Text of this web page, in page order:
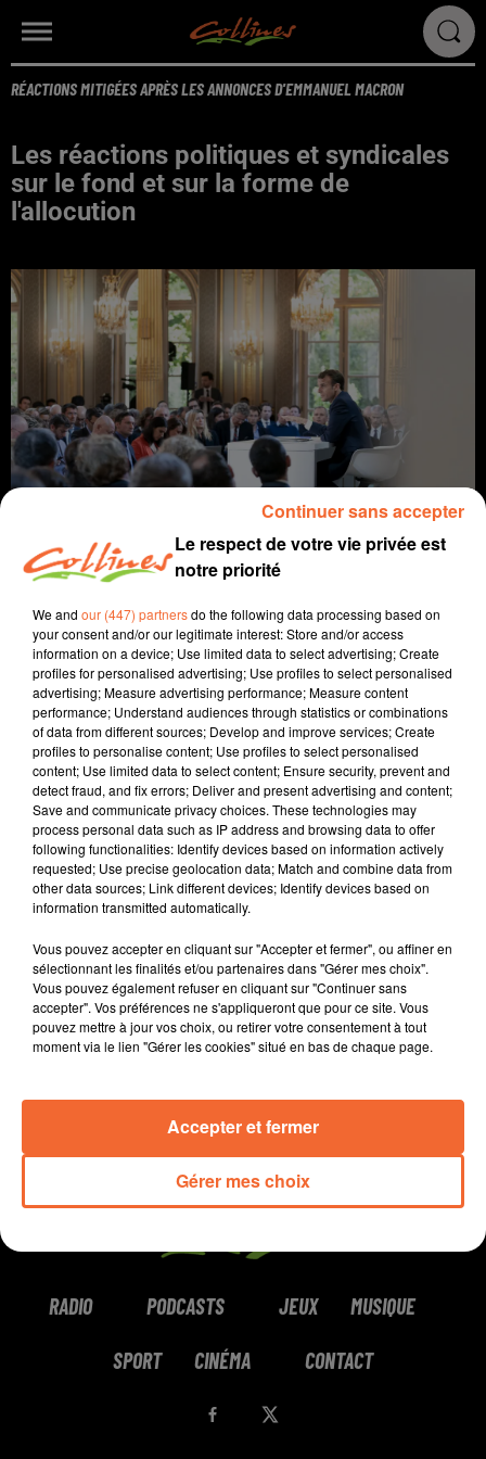
RÉACTIONS MITIGÉES APRÈS LES ANNONCES D'EMMANUEL MACRON
Les réactions politiques et syndicales
sur le fond et sur la forme de
l'allocution
Jean-Michel Rapinat (FSU), Nathalie Lanzi (PS) et Philippe
Mouiller (Sénateurs Républicains)
TITRES DIFFUSÉS
4h57
4h57
MILOW
4h54
4h54
NOTHING BUT THIEVES BABYJAKE
RADIO PODCASTS JEUX MUSIQUE
SPORT CINÉMA CONTACT
Le respect de votre vie privée est
notre priorité
We and our (447) partnersdo the following data processing based on
your consent and/or our legitimate interest: Store and/or access
information on a device; Use limited data to select advertising; Create
profiles for personalised advertising; Use profiles to select personalised
advertising; Measure advertising performance; Measure content
performance; Understand audiences through statistics or combinations
of data from different sources; Develop and improve services; Create
profiles to personalise content; Use profiles to select personalised
content; Use limited data to select content; Ensure security, prevent and
detect fraud, and fix errors; Deliver and present advertising and content;
Save and communicate privacy choices. These technologies may
process personal data such as IP address and browsing data to offer
following functionalities: Identify devices based on information actively
requested; Use precise geolocation data; Match and combine data from
other data sources; Link different devices; Identify devices based on
information transmitted automatically.
Vous pouvez accepter en cliquant sur "Accepter et fermer", ou affiner en
sélectionnant les finalités et/ou partenaires dans "Gérer mes choix".
Vous pouvez également refuser en cliquant sur "Continuer sans
accepter". Vos préférences ne s'appliqueront que pour ce site. Vous
pouvez mettre à jour vos choix, ou retirer votre consentement à tout
moment via le lien "Gérer les cookies" situé en bas de chaque page.
Gérer mes choix
Accepter et fermer
Continuer sans accepter